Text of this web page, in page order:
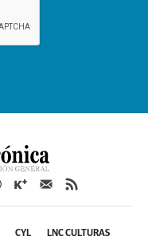
CYL LNC CULTURAS